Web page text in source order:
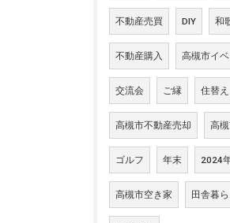
不動産売買 DIY 和
不動産購入 高槻市イベ
交流会 ご縁 住替え
高槻市不動産売却 高
ゴルフ 年末 2024
高槻市空き家 田舎暮ら